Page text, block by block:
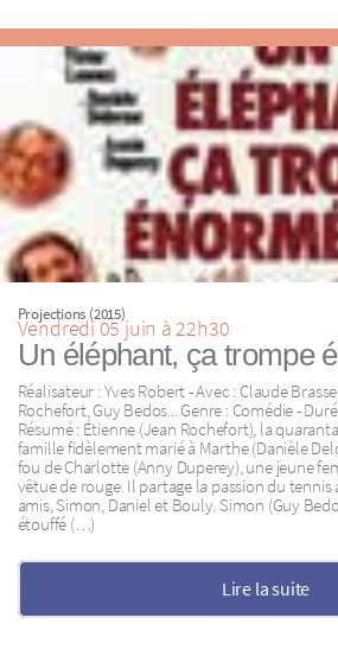
Projections (2015)
Vendredi 05 juin à 22h30
Un éléphant, ça trompe
Réalisateur : Yves Robert - Avec : Claude
Rochefort, Guy Bedos... Genre : Comédie -
Résumé : Étienne (Jean Rochefort), la
famille fidèlement marié à Marthe (Danièle
fou de Charlotte (Anny Duperey), une jeune
vêtue de rouge. Il partage la passion du tennis
amis, Simon, Daniel et Bouly. Simon (Guy
étouffé (…)
Lire la suite